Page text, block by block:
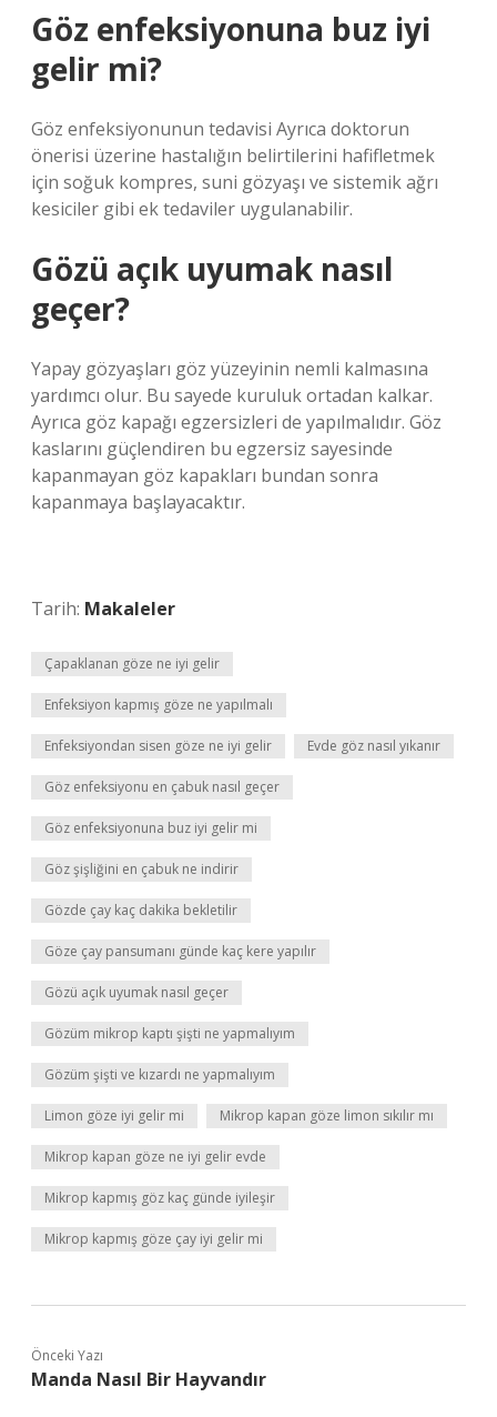
Göz enfeksiyonuna buz iyi
gelir mi?
Göz enfeksiyonunun tedavisi Ayrıca doktorun
önerisi üzerine hastalığın belirtilerini hafifletmek
için soğuk kompres, suni gözyaşı ve sistemik ağrı
kesiciler gibi ek tedaviler uygulanabilir.
Gözü açık uyumak nasıl
geçer?
Yapay gözyaşları göz yüzeyinin nemli kalmasına
yardımcı olur. Bu sayede kuruluk ortadan kalkar.
Ayrıca göz kapağı egzersizleri de yapılmalıdır. Göz
kaslarını güçlendiren bu egzersiz sayesinde
kapanmayan göz kapakları bundan sonra
kapanmaya başlayacaktır.
Tarih: Makaleler
Çapaklanan göze ne iyi gelir
Enfeksiyon kapmış göze ne yapılmalı
Enfeksiyondan sisen göze ne iyi gelir Evde göz nasıl yıkanır
Göz enfeksiyonu en çabuk nasıl geçer
Göz enfeksiyonuna buz iyi gelir mi
Göz şişliğini en çabuk ne indirir
Gözde çay kaç dakika bekletilir
Göze çay pansumanı günde kaç kere yapılır
Gözü açık uyumak nasıl geçer
Gözüm mikrop kaptı şişti ne yapmalıyım
Gözüm şişti ve kızardı ne yapmalıyım
Limon göze iyi gelir mi Mikrop kapan göze limon sıkılır mı
Mikrop kapan göze ne iyi gelir evde
Mikrop kapmış göz kaç günde iyileşir
Mikrop kapmış göze çay iyi gelir mi
Önceki Yazı
Manda Nasıl Bir Hayvandır